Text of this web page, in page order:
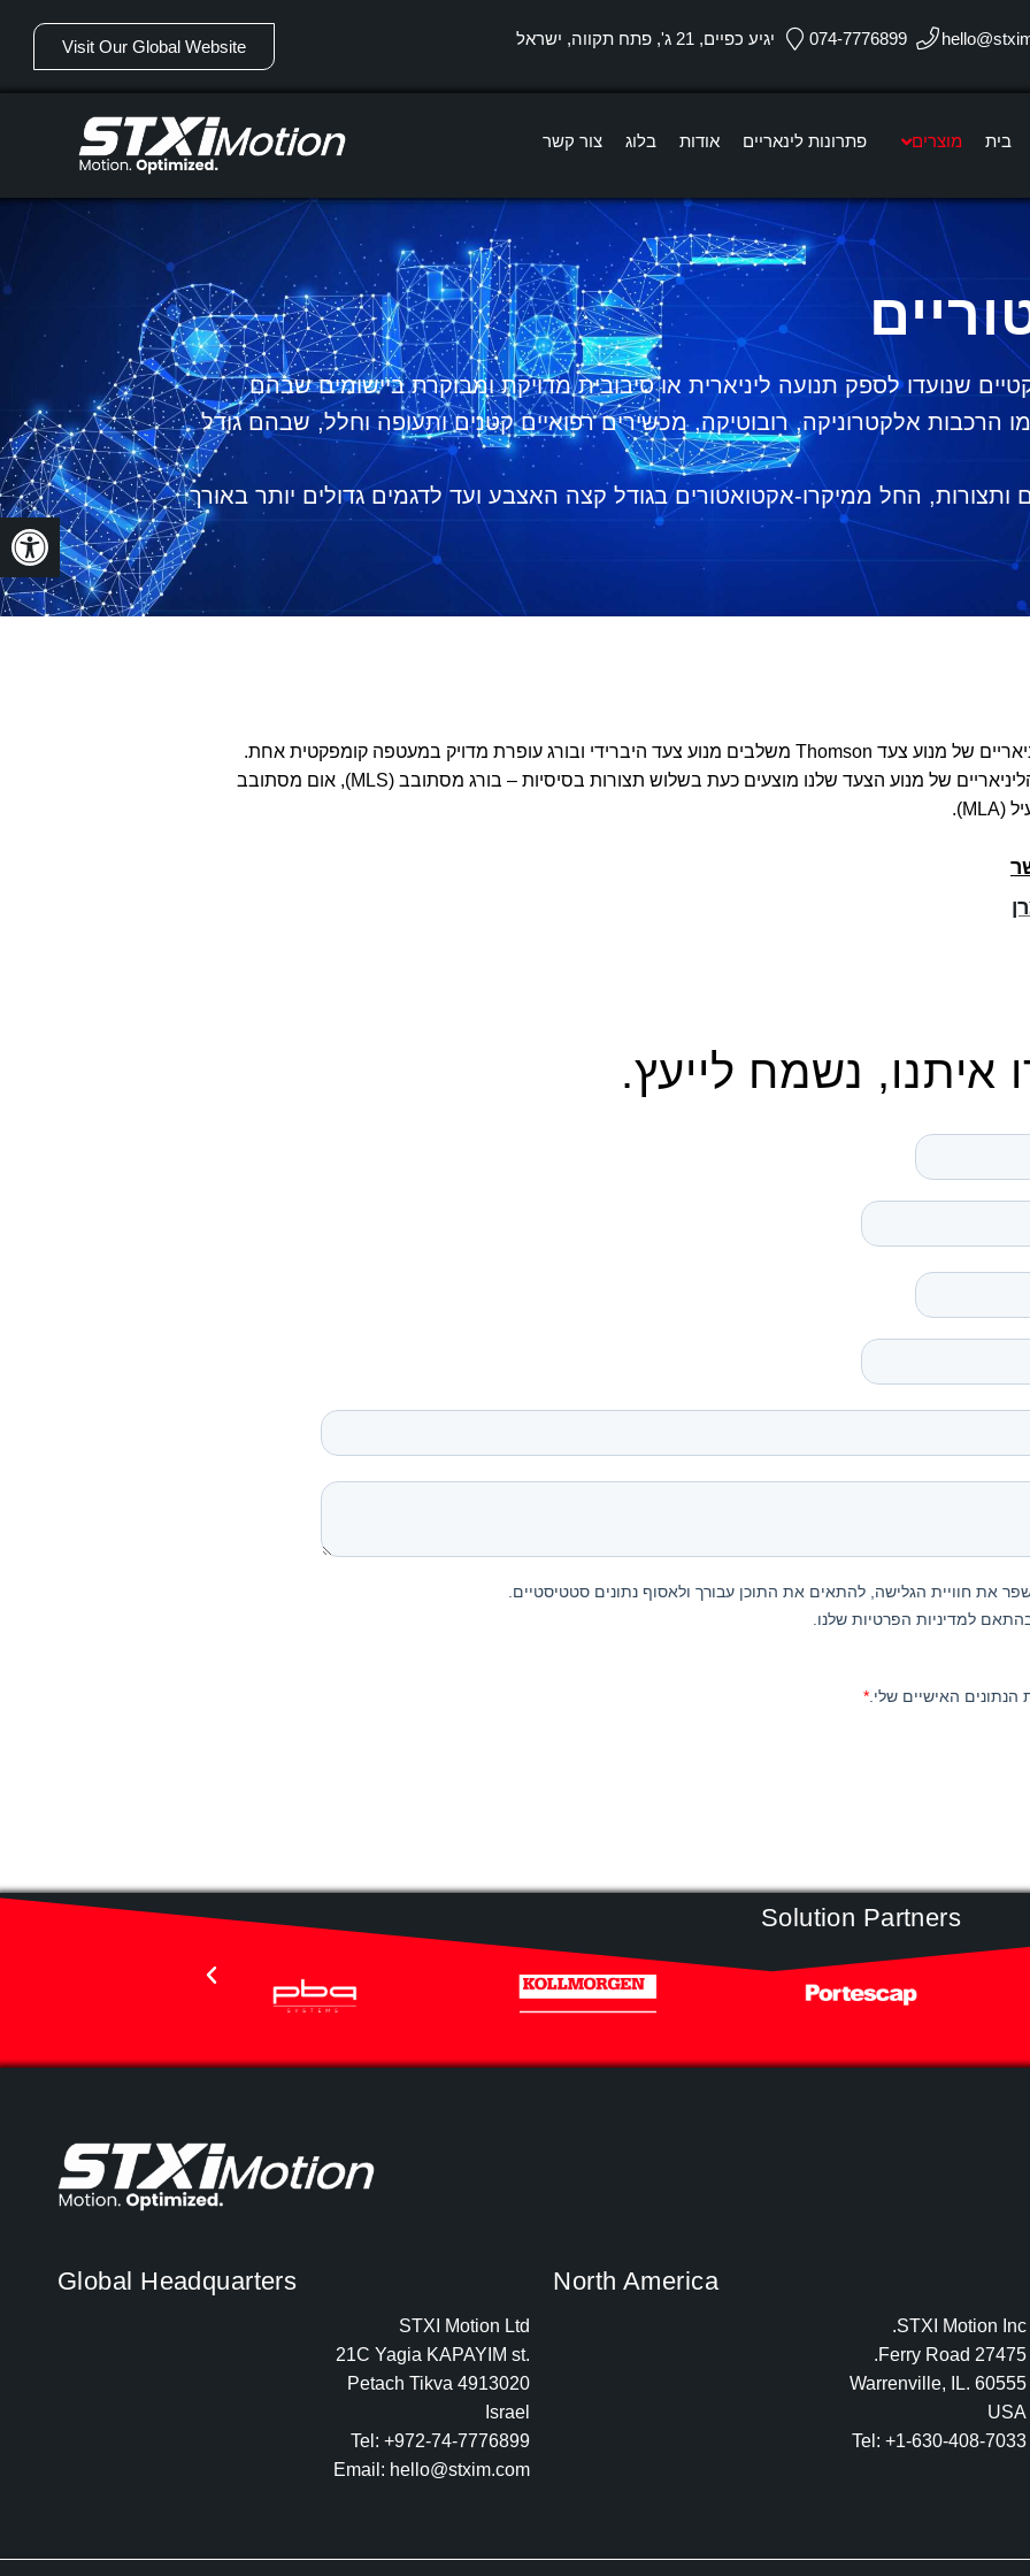
074-7776899 יגיע כפיים, 21 ג', פתח תקווה, ישראל Visit Our Global Website
בית מוצרים פתרונות לינאריים אודות בלוג צור קשר
שנועדו לספק תנועה ליניארית או סיבובית מדויקת ומבוקרת ביישומים שבהם
אלקטרוניקה, רובוטיקה, מכשירים רפואיים קטנים ותעופה וחלל, שבהם גודל
ותצורות, החל ממיקרו-אקטואטורים בגודל קצה האצבע ועד לדגמים גדולים יותר באורך
מפעילים ליניאריים של מנוע צעד Thomson משלבים מנוע צעד היברידי ובורג עופרת מדויק במעטפה קומפקטית אחת.
המפעילים הליניאריים של מנוע הצעד שלנו מוצעים כעת בשלוש תצורות בסיסיות – בורג מסתובב (MLS), אום מסתובב
איתנו, נשמח לייעץ.
Solution Partners
North America
STXI Motion Inc.
27475 Ferry Road.
Warrenville, IL. 60555
USA
Tel: +1-630-408-7033
Global Headquarters
STXI Motion Ltd
.21C Yagia KAPAYIM st
Petach Tikva 4913020
Israel
Tel: +972-74-7776899
Email: hello@stxim.com